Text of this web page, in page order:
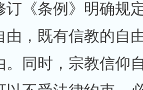
订《条例》明确规
由，既有信教的自
。同时，宗教信仰